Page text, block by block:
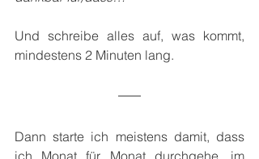
Und schreibe alles auf, was kommt,
mindestens 2 Minuten lang.
Dann starte ich meistens damit, dass